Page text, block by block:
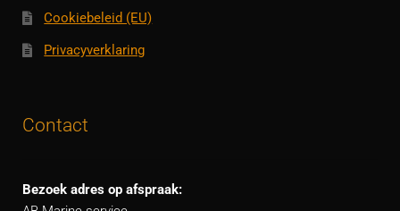
Cookiebeleid (EU)
Privacyverklaring
Contact
Bezoek adres op afspraak: